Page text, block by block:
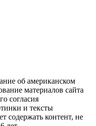
об американском
материалов cайта
согласия
и тексты
содержать контент, не